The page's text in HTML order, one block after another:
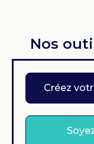
Nos
Créez